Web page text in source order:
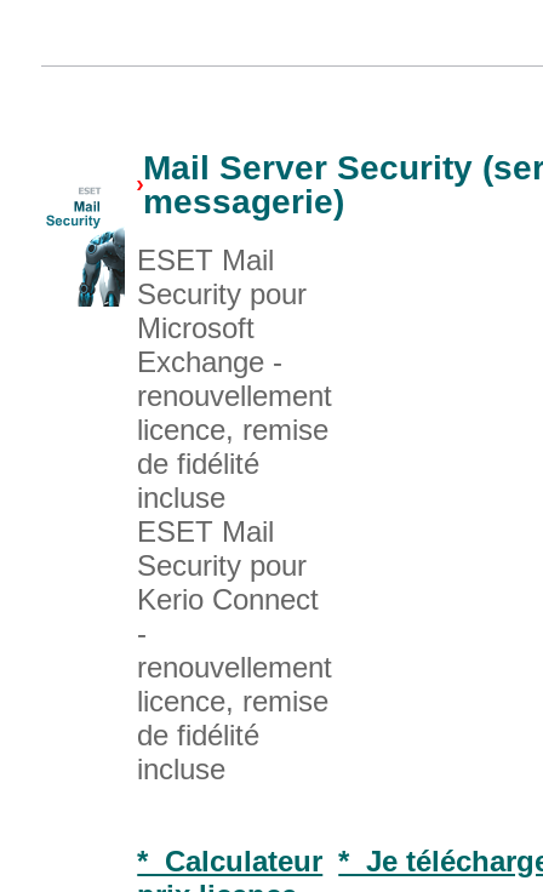
Mail Server Security
messagerie)
ESET Mail
Security pour
Microsoft
Exchange -
renouvellement
licence, remise
de fidélité
incluse
ESET Mail
Security pour
Kerio Connect
-
renouvellement
licence, remise
de fidélité
incluse
* Calculateur * Je